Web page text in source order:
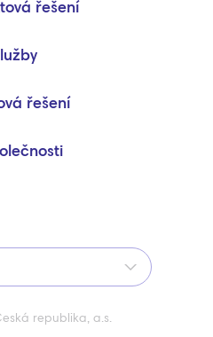
řešení
řešení
republika, a.s.